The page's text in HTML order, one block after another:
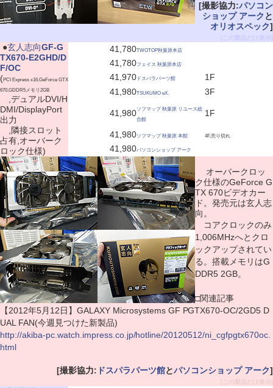
[撮影協力:パソコン
ショップ アーク と
オリオスペック]
[この製品だけ表示]
●玄人志向GF-G
TX670-E2GHD/D
F/OC
(PCI Express x16,GeForce GTX
670,GDDR5メモリ2GB
,デュアルDVI/H
DMI/DisplayPort
出力
,隣接スロット
占有,オーバーク
ロック仕様)
41,780TWOTOP秋葉原本店
41,780フェイス 秋葉原本店
41,970 ドスパラパーツ館
1F
41,980TSUKUMO eX. 3F
41,980ソフマップ 秋葉原 リユース総
合館
1F
41,980ソフマップ 秋葉原 本館 4F,売り切れ
41,980パソコンショップ アーク
オーバークロッ
ク仕様のGeForce G
TX 670ビデオカー
ド。発売元は玄人志
向。
コアクロックのみ
1,006MHzへとクロ
ックアップされてい
る。搭載メモリはG
DDR5 2GB。
□関連記事
【2012年5月12日】GALAXY Microsystems GF PGTX670-OC/2GD5 D
UAL FAN(今週見つけた新製品)
http://akiba-pc.watch.impress.co.jp/hotline/20120512/ni_cgfpgtx670oc.
html
[撮影協力: ドスパラパーツ館とパソコンショップ アーク]
[この製品だけ表示]